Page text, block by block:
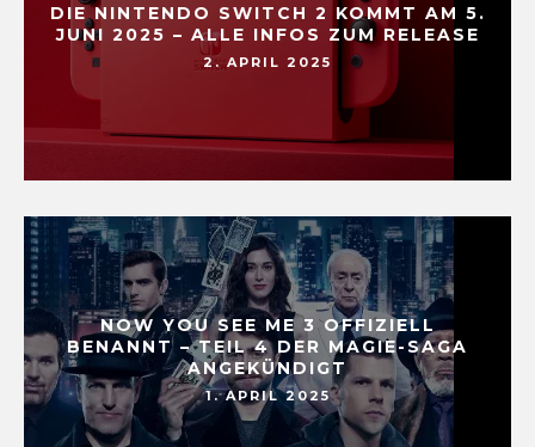
DIE NINTENDO SWITCH 2 KOMMT AM 5.
JUNI 2025 – ALLE INFOS ZUM RELEASE
2. APRIL 2025
NOW YOU SEE ME 3 OFFIZIELL
BENANNT – TEIL 4 DER MAGIE-SAGA
ANGEKÜNDIGT
1. APRIL 2025